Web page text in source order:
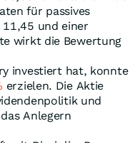
für passives
11,45 und einer
wirkt die Bewertung
investiert hat, konnte
erzielen. Die Aktie
und
Anlegern